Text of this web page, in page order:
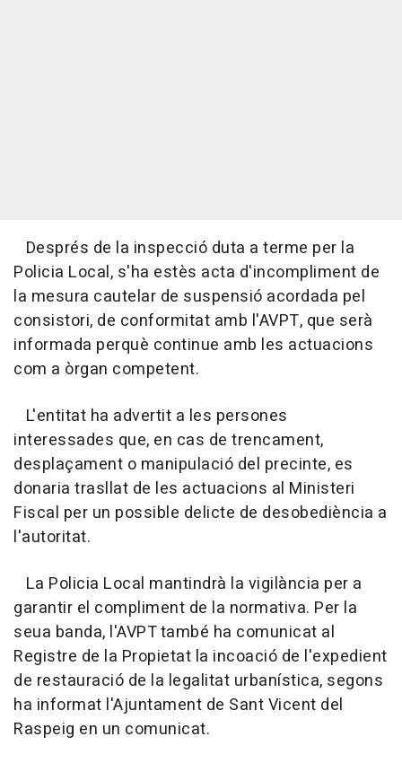
Després de la inspecció duta a terme per la
Policia Local, s'ha estès acta d'incompliment de
la mesura cautelar de suspensió acordada pel
consistori, de conformitat amb l'AVPT, que serà
informada perquè continue amb les actuacions
com a òrgan competent.
L'entitat ha advertit a les persones
interessades que, en cas de trencament,
desplaçament o manipulació del precinte, es
donaria trasllat de les actuacions al Ministeri
Fiscal per un possible delicte de desobediència a
l'autoritat.
La Policia Local mantindrà la vigilància per a
garantir el compliment de la normativa. Per la
seua banda, l'AVPT també ha comunicat al
Registre de la Propietat la incoació de l'expedient
de restauració de la legalitat urbanística, segons
ha informat l'Ajuntament de Sant Vicent del
Raspeig en un comunicat.